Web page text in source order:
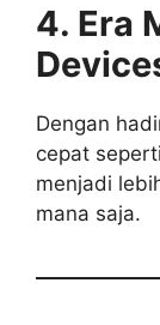
4. Era
Dengan
cepat
menjadi
mana saja.